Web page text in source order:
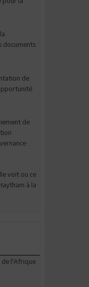
documents
de
de
voit ou ce
à la
de l'Afrique